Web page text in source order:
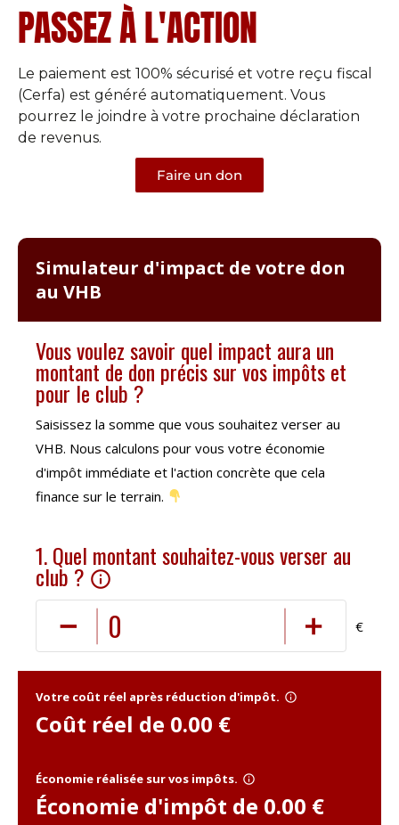
PASSEZ À L'ACTION
Le paiement est 100% sécurisé et votre reçu fiscal
(Cerfa) est généré automatiquement. Vous
pourrez le joindre à votre prochaine déclaration
de revenus.
Faire un don
Simulateur d'impact de votre don
au VHB
Vous voulez savoir quel impact aura un
montant de don précis sur vos impôts et
pour le club ?
Saisissez la somme que vous souhaitez verser au
VHB. Nous calculons pour vous votre économie
d'impôt immédiate et l'action concrète que cela
finance sur le terrain.
1. Quel montant souhaitez-vous verser au
club ? info_outline
€
Votre coût réel après réduction d'impôt. info_outline
Coût réel de 0.00 €
Économie réalisée sur vos impôts. info_outline
Économie d'impôt de 0.00 €